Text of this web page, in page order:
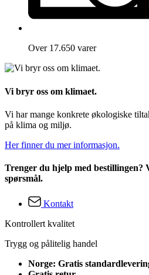
Over 17.650 varer
Vi bryr oss om klimaet.
Vi har mange konkrete økologiske
på klima og miljø.
Her finner du mer informasjon.
Trenger du hjelp med bestillingen?
spørsmål.
Kontakt
Kontrollert kvalitet
Trygg og pålitelig handel
Norge: Gratis